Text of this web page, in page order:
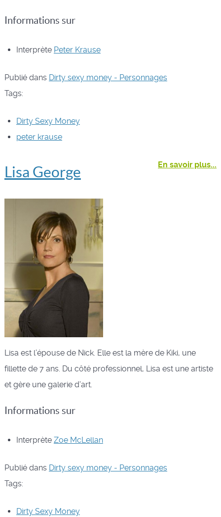
Informations sur
Interprète Peter Krause
Publié dans Dirty sexy money - Personnages
Tags:
Dirty Sexy Money
peter krause
En savoir plus...
Lisa George
Lisa est l’épouse de Nick. Elle est la mère de Kiki, une
fillette de 7 ans. Du côté professionnel, Lisa est une artiste
et gère une galerie d’art.
Informations sur
Interprète Zoe McLellan
Publié dans Dirty sexy money - Personnages
Tags:
Dirty Sexy Money